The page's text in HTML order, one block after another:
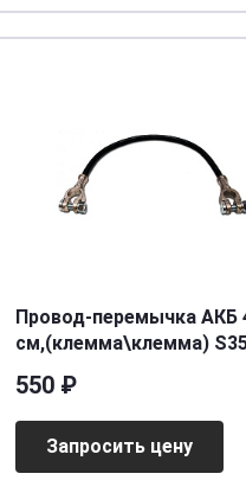
Провод-перемычка АКБ
см,(клемма\клемма)
550 ₽
Запросить цену